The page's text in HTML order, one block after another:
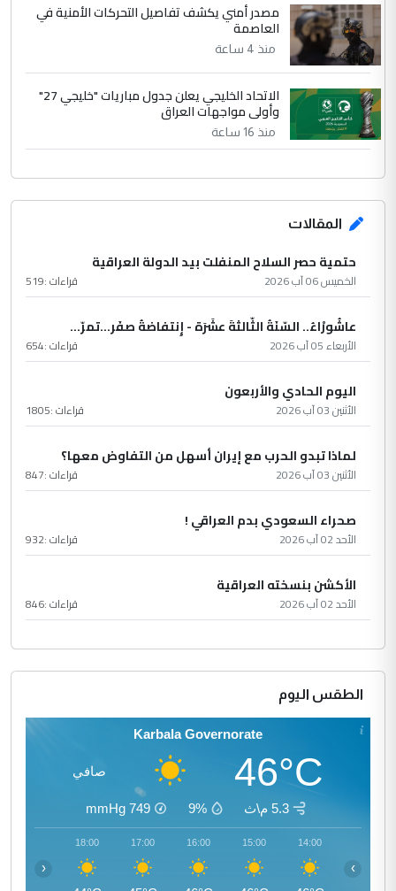
مصدر أمني يكشف تفاصيل التحركات الأمنية في
العاصمة
منذ 4 ساعة
الاتحاد الخليجي يعلن جدول مباريات "خليجي 27"
وأولى مواجهات العراق
منذ 16 ساعة
المقالات
حتمية حصر السلاح المنفلت بيد الدولة العراقية
الخميس 06 آب 2026 قراءات :519
عاشُورْاءُ.. السّنَةُ الثّالثةَ عشَرَة - إِنتفاضةُ صفَر…تمرّ...
الأربعاء 05 آب 2026 قراءات :654
اليوم الحادي والأربعون
الأثنين 03 آب 2026 قراءات :1805
لماذا تبدو الحرب مع إيران أسهل من التفاوض معها؟
الأثنين 03 آب 2026 قراءات :847
صحراء السعودي بدم العراقي !
الأحد 02 آب 2026 قراءات :932
الأكشن بنسخته العراقية
الأحد 02 آب 2026 قراءات :846
الطقس اليوم
Karbala Governorate
46°C صافي
5.3 م\ث 9%
749
mmHg
14:00
15:00
16:00
17:00
18:00
‹ ›